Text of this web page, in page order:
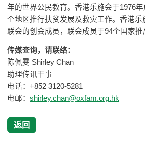
年的世界公民教育。香港乐施会于1976
个地区推行扶贫发展及救灾工作。香港乐
联会的创会成员，联会成员于94个国家推
传媒查询，请联络：
陈佩雯 Shirley Chan
助理传讯干事
电话：+852 3120-5281
电邮： shirley.chan@oxfam.org.hk
返回